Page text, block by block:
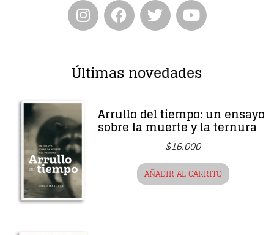
Últimas novedades
Arrullo del tiempo: un ensayo
sobre la muerte y la ternura
$16.000
AÑADIR AL CARRITO